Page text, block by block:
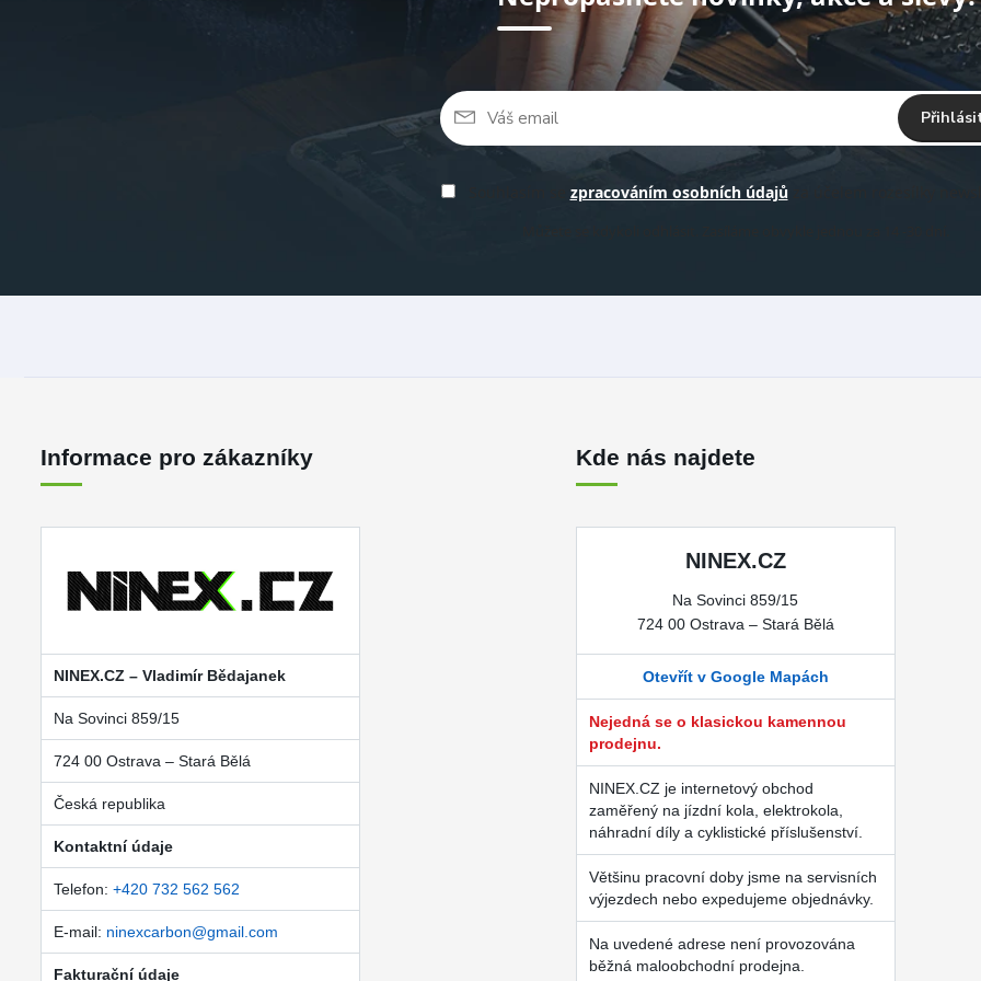
zpracováním osobních údajůza účelem rozesílky
Informace pro zákazníky
NINEX.CZ – Vladimír Bědajanek
Na Sovinci 859/15
724 00 Ostrava – Stará Bělá
Česká republika
Kontaktní údaje
Telefon: +420 732 562 562
E-mail: ninexcarbon@gmail.com
Fakturační údaje
Kde nás najdete
NINEX.CZ
Na Sovinci 859/15
724 00 Ostrava – Stará Bělá
Otevřít v Google Mapách
Nejedná se o klasickou kamennou
prodejnu.
NINEX.CZ je internetový obchod
zaměřený na jízdní kola, elektrokola,
náhradní díly a cyklistické příslušenství.
Většinu pracovní doby jsme na servisních
výjezdech nebo expedujeme objednávky.
Na uvedené adrese není provozována
běžná maloobchodní prodejna.